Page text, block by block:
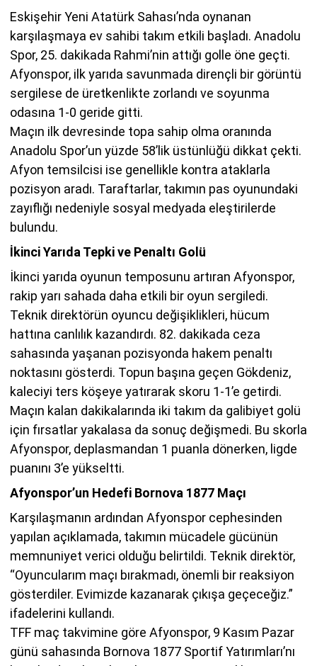
Eskişehir Yeni Atatürk Sahası’nda oynanan
karşılaşmaya ev sahibi takım etkili başladı. Anadolu
Spor, 25. dakikada Rahmi’nin attığı golle öne geçti.
Afyonspor, ilk yarıda savunmada dirençli bir görüntü
sergilese de üretkenlikte zorlandı ve soyunma
odasına 1-0 geride gitti.
Maçın ilk devresinde topa sahip olma oranında
Anadolu Spor’un yüzde 58’lik üstünlüğü dikkat çekti.
Afyon temsilcisi ise genellikle kontra ataklarla
pozisyon aradı. Taraftarlar, takımın pas oyunundaki
zayıflığı nedeniyle sosyal medyada eleştirilerde
bulundu.
İkinci Yarıda Tepki ve Penaltı Golü
İkinci yarıda oyunun temposunu artıran Afyonspor,
rakip yarı sahada daha etkili bir oyun sergiledi.
Teknik direktörün oyuncu değişiklikleri, hücum
hattına canlılık kazandırdı. 82. dakikada ceza
sahasında yaşanan pozisyonda hakem penaltı
noktasını gösterdi. Topun başına geçen Gökdeniz,
kaleciyi ters köşeye yatırarak skoru 1-1’e getirdi.
Maçın kalan dakikalarında iki takım da galibiyet golü
için fırsatlar yakalasa da sonuç değişmedi. Bu skorla
Afyonspor, deplasmandan 1 puanla dönerken, ligde
puanını 3’e yükseltti.
Afyonspor’un Hedefi Bornova 1877 Maçı
Karşılaşmanın ardından Afyonspor cephesinden
yapılan açıklamada, takımın mücadele gücünün
memnuniyet verici olduğu belirtildi. Teknik direktör,
“Oyuncularım maçı bırakmadı, önemli bir reaksiyon
gösterdiler. Evimizde kazanarak çıkışa geçeceğiz.”
ifadelerini kullandı.
TFF maç takvimine göre Afyonspor, 9 Kasım Pazar
günü sahasında Bornova 1877 Sportif Yatırımları’nı